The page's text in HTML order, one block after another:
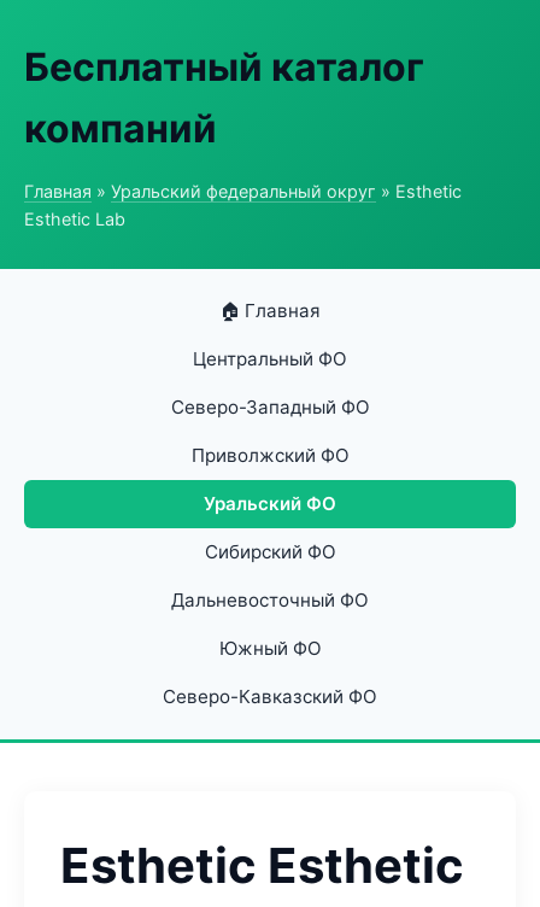
Бесплатный каталог
компаний
Главная » Уральский федеральный округ » Esthetic
Esthetic Lab
🏠 Главная
Центральный ФО
Северо-Западный ФО
Приволжский ФО
Уральский ФО
Сибирский ФО
Дальневосточный ФО
Южный ФО
Северо-Кавказский ФО
Esthetic Esthetic